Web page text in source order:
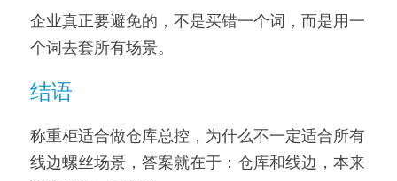
企业真正要避免的，不是买错一个词，而是用一
个词去套所有场景。
结语
称重柜适合做仓库总控，为什么不一定适合所有
线边螺丝场景，答案就在于：仓库和线边，本来